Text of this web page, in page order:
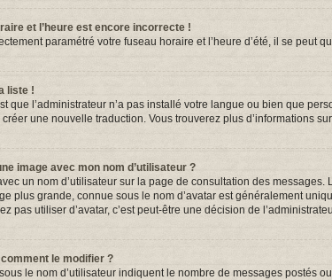
et l’heure est encore incorrecte !
paramétré votre fuseau horaire et l’heure d’été, il se peut
liste !
que l’administrateur n’a pas installé votre langue ou bien que
une nouvelle traduction. Vous trouverez plus d’informations
image avec mon nom d’utilisateur ?
un nom d’utilisateur sur la page de consultation des
plus grande, connue sous le nom d’avatar est généralement
pas utiliser d’avatar, c’est peut-être une décision de
le modifier ?
le nom d’utilisateur indiquent le nombre de messages postés